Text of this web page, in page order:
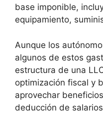
base imponible,
equipamiento,
Aunque los
algunos de estos
estructura de una
optimización fiscal y
aprovechar
deducción de